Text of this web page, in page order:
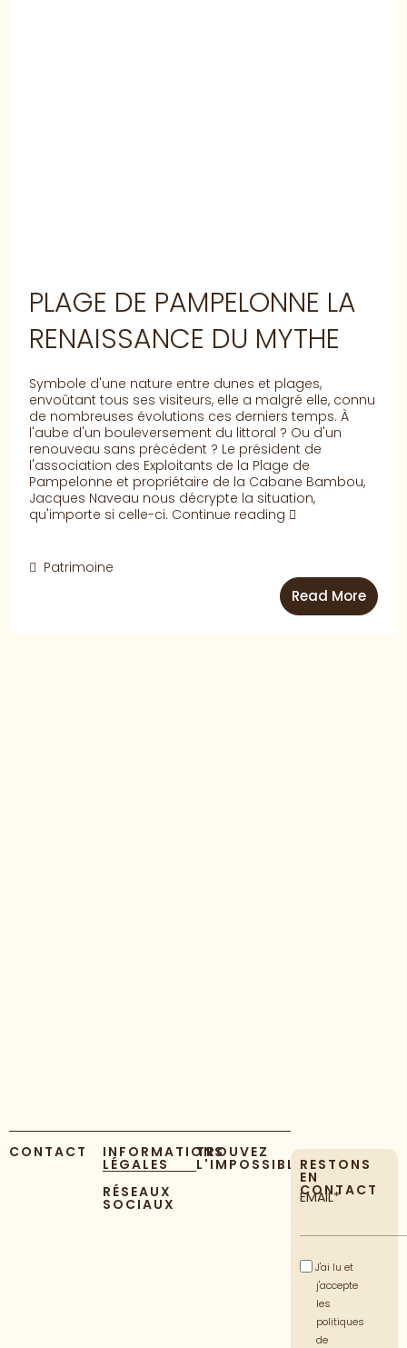
PLAGE DE PAMPELONNE LA
RENAISSANCE DU MYTHE
Symbole d'une nature entre dunes et plages,
envoûtant tous ses visiteurs, elle a malgré elle, connu
de nombreuses évolutions ces derniers temps. À
l'aube d'un bouleversement du littoral ? Ou d'un
renouveau sans précédent ? Le président de
l'association des Exploitants de la Plage de
Pampelonne et propriétaire de la Cabane Bambou,
Jacques Naveau nous décrypte la situation,
qu'importe si celle-ci. Continue reading
Patrimoine
Read More
CONTACT INFORMATIONS
LÉGALES
RÉSEAUX
SOCIAUX
TROUVEZ
L'IMPOSSIBLERESTONS
EN
CONTACT
EMAIL*
J'ai lu et
j'accepte
les
politiques
de